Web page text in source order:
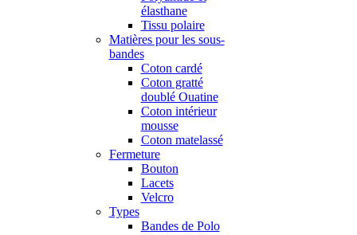
élasthane
Tissu polaire
Matières pour les sous-
bandes
Coton cardé
Coton gratté
doublé Ouatine
Coton intérieur
mousse
Coton matelassé
Fermeture
Bouton
Lacets
Velcro
Types
Bandes de Polo